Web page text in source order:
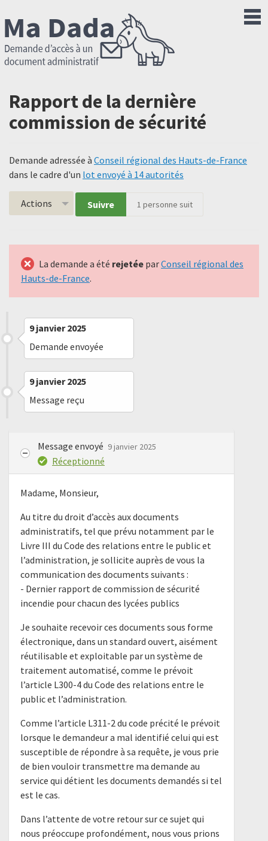
Rapport de la dernière
commission de sécurité
Demande adressée à Conseil régional des Hauts-de-France
dans le cadre d'un lot envoyé à 14 autorités
Actions Suivre 1 personne suit
La demande a été rejetée parConseil régional des
Hauts-de-France.
9 janvier 2025
Demande envoyée
9 janvier 2025
Message reçu
Message envoyé 9 janvier 2025
Réceptionné
Madame, Monsieur,
Au titre du droit d’accès aux documents
administratifs, tel que prévu notamment par le
Livre III du Code des relations entre le public et
l’administration, je sollicite auprès de vous la
communication des documents suivants :
- Dernier rapport de commission de sécurité
incendie pour chacun des lycées publics
Je souhaite recevoir ces documents sous forme
électronique, dans un standard ouvert, aisément
réutilisable et exploitable par un système de
traitement automatisé, comme le prévoit
l’article L300-4 du Code des relations entre le
public et l’administration.
Comme l’article L311-2 du code précité le prévoit
lorsque le demandeur a mal identifié celui qui est
susceptible de répondre à sa requête, je vous prie
de bien vouloir transmettre ma demande au
service qui détient les documents demandés si tel
est le cas.
Dans l’attente de votre retour sur ce sujet qui
nous préoccupe profondément, nous vous prions